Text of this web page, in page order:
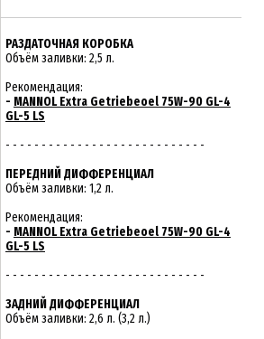
РАЗДАТОЧНАЯ КОРОБКА
Объём заливки: 2,5 л.
Рекомендация:
- MANNOL Extra Getriebeoel 75W-90 GL-4
GL-5 LS
- - - - - - - - - - - - - - - - - - - - - - - - - - - -
ПЕРЕДНИЙ ДИФФЕРЕНЦИАЛ
Объём заливки: 1,2 л.
Рекомендация:
- MANNOL Extra Getriebeoel 75W-90 GL-4
GL-5 LS
- - - - - - - - - - - - - - - - - - - - - - - - - - - -
ЗАДНИЙ ДИФФЕРЕНЦИАЛ
Объём заливки: 2,6 л. (3,2 л.)